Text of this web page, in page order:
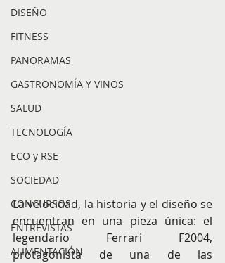
DISEÑO
FITNESS
PANORAMAS
GASTRONOMÍA Y VINOS
SALUD
TECNOLOGÍA
ECO y RSE
SOCIEDAD
CONCURSOS
ENTREVISTAS
ALIMENTACIÓN
La velocidad, la historia y el diseño se
encuentran en una pieza única: el
legendario Ferrari F2004,
protagonista de una de las